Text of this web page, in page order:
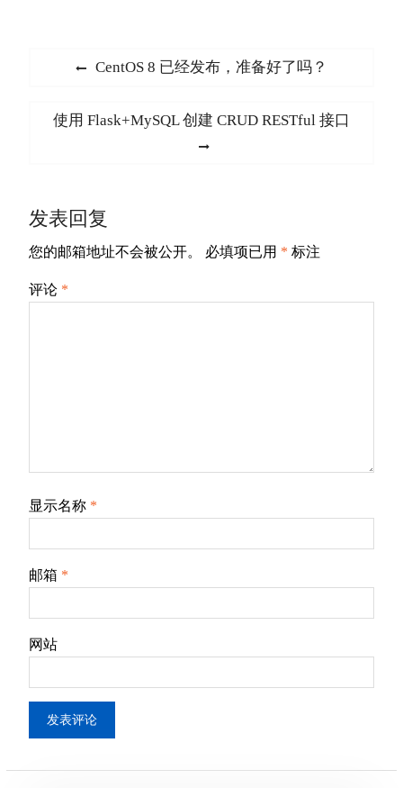
Previous
CentOS 8 已经发布，准备好了吗？
Next
使用 Flask+MySQL 创建 CRUD RESTful 接口
发表回复
您的邮箱地址不会被公开。 必填项已用 * 标注
评论 *
显示名称 *
邮箱 *
网站